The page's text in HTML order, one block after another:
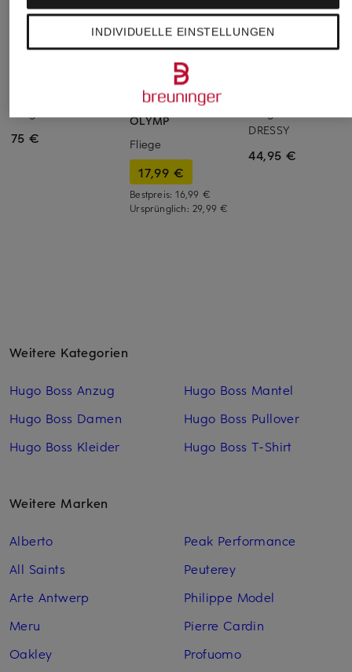
75 €
+Aktionsrabatt
OLYMP
Fliege
17,99 €
Bestpreis:16,99 €
Ursprünglich: 29,99 €
DRESSY
44,95 €
Weitere Kategorien
Hugo Boss Anzug
Hugo Boss Damen
Hugo Boss Kleider
Hugo Boss Mantel
Hugo Boss Pullover
Hugo Boss T-Shirt
Weitere Marken
Alberto
All Saints
Arte Antwerp
Meru
Oakley
Peak Performance
Peuterey
Philippe Model
Pierre Cardin
Profuomo
INDIVIDUELLE EINSTELLUNGEN